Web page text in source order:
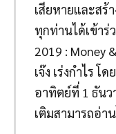
เสียหายและส
ทุกท่านได้เข้าร่
2019 : Money
เจ๊ง เร่งกำไร
อาทิตย์ที่ 1 ธันว
เติมสามารถอ่า